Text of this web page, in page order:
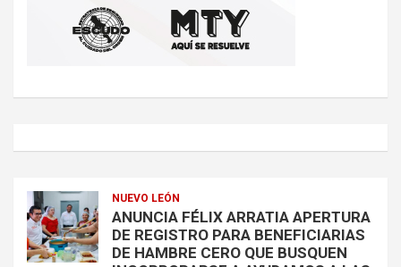
NUEVO LEÓN
ANUNCIA FÉLIX ARRATIA APERTURA
DE REGISTRO PARA BENEFICIARIAS
DE HAMBRE CERO QUE BUSQUEN